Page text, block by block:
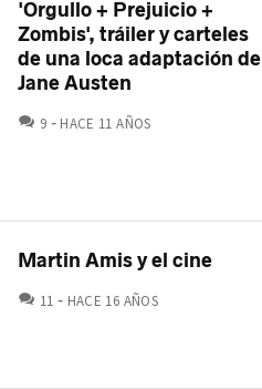
'Orgullo + Prejuicio +
Zombis', tráiler y carteles
de una loca adaptación de
Jane Austen
9 COMENTARIOS
HACE 11 AÑOS
Martin Amis y el cine
11 COMENTARIOS
HACE 16 AÑOS